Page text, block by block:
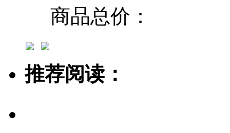
商品总价：
推荐阅读：